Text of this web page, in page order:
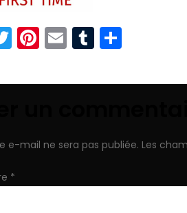
Twitter
Pinterest
EmailTumblr
e-mail ne sera pas publiée. Les
*